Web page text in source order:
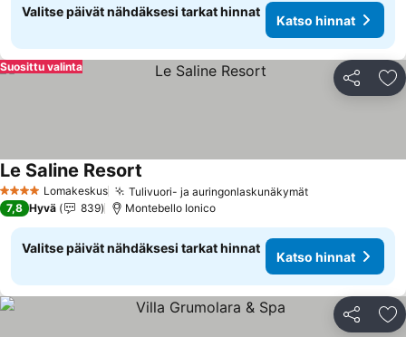
Valitse päivät nähdäksesi tarkat hinnat
Katso hinnat
Jaa
Suosittu valinta
4 TähtiluokitusLomakeskus Tulivuori- ja auringonlaskunäkymät
Le Saline Resort
7,8 Hyvä 839 Montebello Ionico
Valitse päivät nähdäksesi tarkat hinnat
Katso hinnat
Jaa